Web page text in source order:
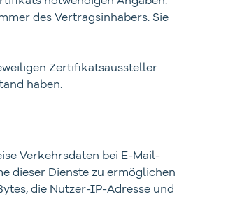
des Vertragsinhabers. Sie
Zertifikatsaussteller
haben.
Verkehrsdaten bei E-Mail-
dieser Dienste zu ermöglichen
die Nutzer-IP-Adresse und